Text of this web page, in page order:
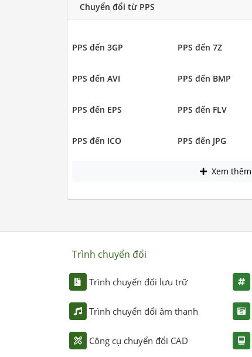
Chuyển đổi từ PPS
PPS đến 3GP PPS đến 7Z
PPS đến AVI PPS đến BMP
PPS đến EPS PPS đến FLV
PPS đến ICO PPS đến JPG
Xem thêm
Trình chuyển đổi
Trình chuyển đổi lưu trữ
Trình chuyển đổi âm thanh
Công cụ chuyển đổi CAD